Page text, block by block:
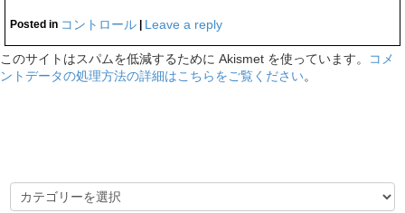
Posted in コントロール | Leave a reply
このサイトはスパムを低減するために Akismet を使っています。
コメ
ントデータの処理方法の詳細はこちらをご覧ください。
カテゴリー